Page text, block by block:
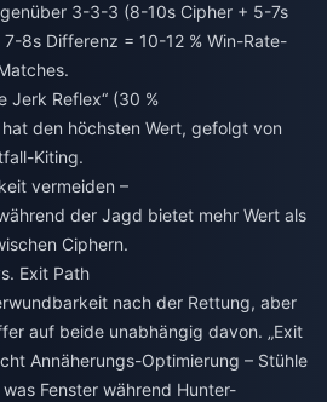
3-3-3 (8-10s Cipher + 5-7s
7-8s Differenz = 10-12 % Win-Rate-
Jerk Reflex“ (30 %
den höchsten Wert, gefolgt von
Kiting.
vermeiden –
der Jagd bietet mehr Wert als
Ciphern.
Exit Path
nach der Rettung, aber
auf beide unabhängig davon. „Exit
Annäherungs-Optimierung – Stühle
Fenster während Hunter-